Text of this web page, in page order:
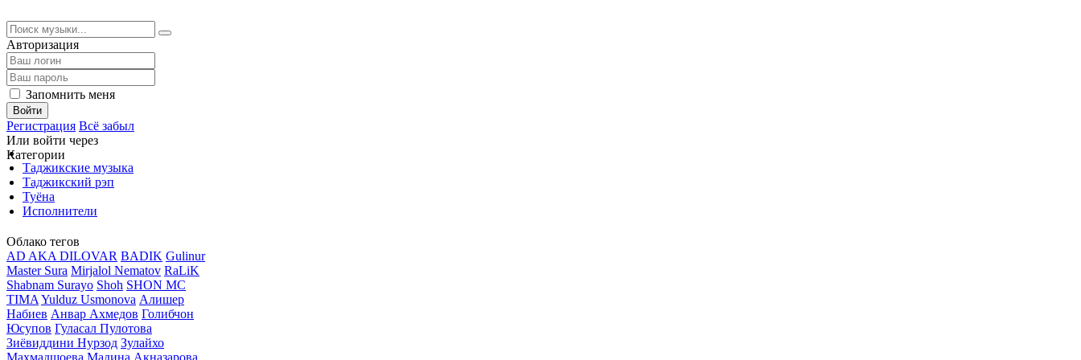
Авторизация
Запомнить меня
Войти
Регистрация Всё забыл
Или войти через
Категории
Таджикские музыка
Таджикский рэп
Туёна
Исполнители
Облако тегов
AD AKA DILOVAR BADIK Gulinur
Master Sura Mirjalol Nematov RaLiK
Shabnam Surayo Shoh SHON MC
TIMA Yulduz Usmonova Алишер
Набиев Анвар Ахмедов Голибчон
Юсупов Гуласал Пулотова
Зиёвиддини Нурзод Зулайхо
Махмадшоева Мадина Акназарова